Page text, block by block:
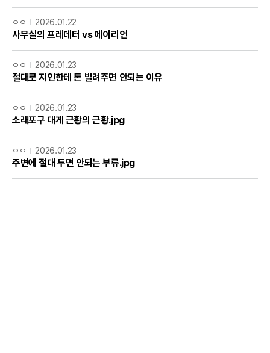
ㅇㅇ 2026.01.22
사무실의 프레데터 vs 에이리언
ㅇㅇ 2026.01.23
절대로 지인한테 돈 빌려주면 안되는 이유
ㅇㅇ 2026.01.23
소래포구 대게 근황의 근황.jpg
ㅇㅇ 2026.01.23
주변에 절대 두면 안되는 부류.jpg